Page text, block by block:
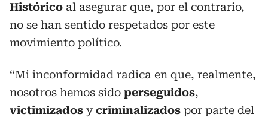
Histórico al asegurar que, por el contrario,
no se han sentido respetados por este
movimiento político.
“Mi inconformidad radica en que, realmente,
nosotros hemos sido perseguidos,
victimizados ycriminalizados por parte del